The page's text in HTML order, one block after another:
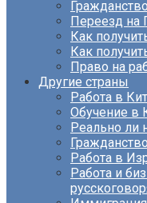
Переезд
Как
Как
Право на
Другие страны
Работа в
Обучение в
Реально ли
Работа в
Работа и